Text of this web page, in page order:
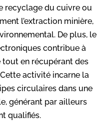
recyclage du cuivre ou
l’extraction minière,
De plus, le
contribue à
en récupérant des
activité incarne la
circulaires dans une
générant par ailleurs
qualifiés.